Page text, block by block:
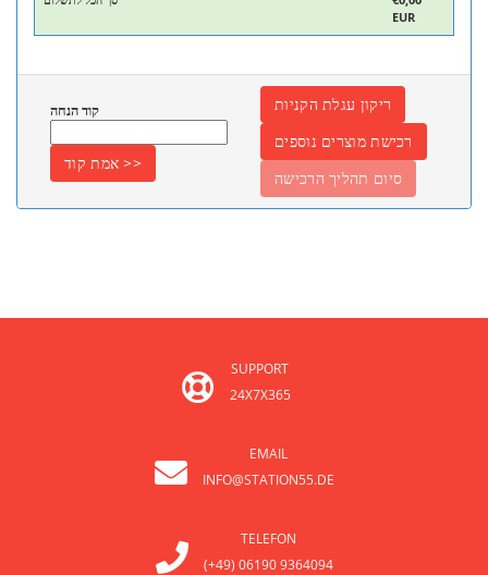
EUR
קוד הנחה
SUPPORT
24X7X365
EMAIL
INFO@STATION55.DE
TELEFON
(+49) 06190 9364094